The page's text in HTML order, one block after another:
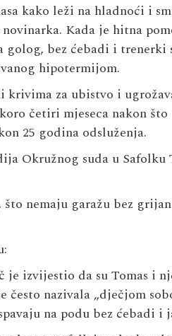
kako leži na hladnoći i
Kada je hitna
golog, bez ćebadi i
hipotermijom.
za ubistvo i
četiri mjeseca nakon
25 godina odsluženja.
Okružnog suda u
nemaju garažu bez
je izvijestio da su Tomas i
često nazivala „dječjom
na podu bez ćebadi